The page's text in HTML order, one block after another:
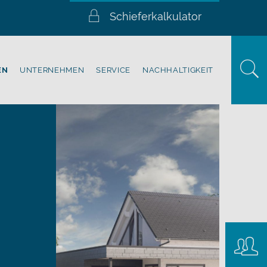
Schieferkalkulator
UNTERNEHMEN SERVICE NACHHALTIGKEIT